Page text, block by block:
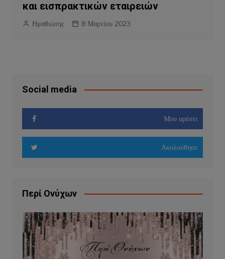
και εισπρακτικών εταιρειών
Ημαθιώτης 8 Μαρτίου 2023
Social media
Μου αρέσει
Ακολούθησε
Περί Ονύχων